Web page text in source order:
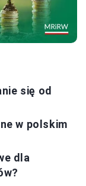
się od
w polskim
dla